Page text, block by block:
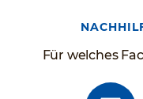
Für welches